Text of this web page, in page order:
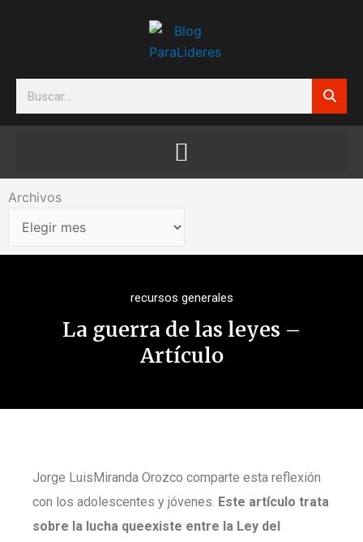
Search
Archivos
Archivos
recursos generales
La guerra de las leyes –
Artículo
Jorge LuisMiranda Orozco comparte esta reflexión
con los adolescentes y jóvenes. Este artículo trata
sobre la lucha queexiste entre la Ley del